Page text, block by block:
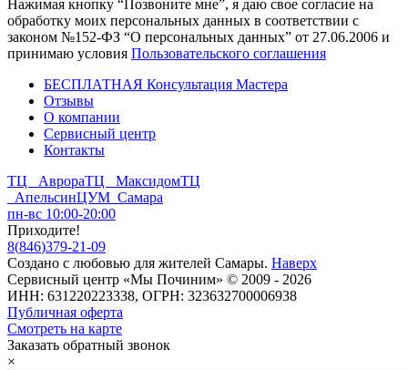
Нажимая кнопку “Позвоните мне”, я даю свое согласие на
обработку моих персональных данных в соответствии с
законом №152-ФЗ “О персональных данных” от 27.06.2006 и
принимаю условия Пользовательского соглашения
БЕСПЛАТНАЯ Консультация Мастера
Отзывы
О компании
Сервисный центр
Контакты
ТЦ АврораТЦ МаксидомТЦ
АпельсинЦУМ Самара
пн-вс 10:00-20:00
Приходите!
8(846)379-21-09
Создано с любовью для жителей Самары. Наверх
Сервисный центр «Мы Починим» © 2009 - 2026
ИНН: 631220223338, ОГРН: 323632700006938
Публичная оферта
Смотреть на карте
Заказать обратный звонок
×